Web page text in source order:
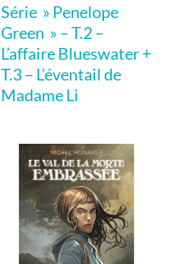
Série » Penelope
Green » – T.2 –
L’affaire Blueswater +
T.3 – L’éventail de
Madame Li